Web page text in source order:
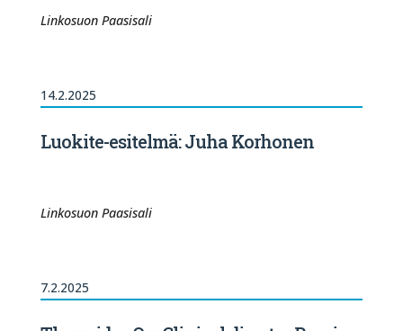
Linkosuon Paasisali
14.2.2025
Luokite-esitelmä: Juha Korhonen
Linkosuon Paasisali
7.2.2025